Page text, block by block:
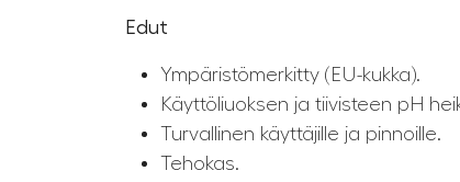
Edut
Ympäristömerkitty (EU-kukka).
Käyttöliuoksen ja tiivisteen pH
Turvallinen käyttäjille ja pinnoille.
Tehokas.